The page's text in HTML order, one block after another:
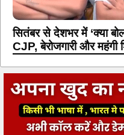
सितंबर से देशभर में ‘क्या
CJP, बेरोजगारी और महंगी